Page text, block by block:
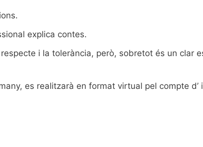
explica contes.
i la tolerància, però, sobretot és un clar
es realitzarà en format virtual pel compte d’